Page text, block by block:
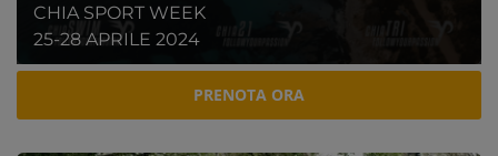
CHIA SPORT WEEK
25-28 APRILE 2024
PRENOTA ORA